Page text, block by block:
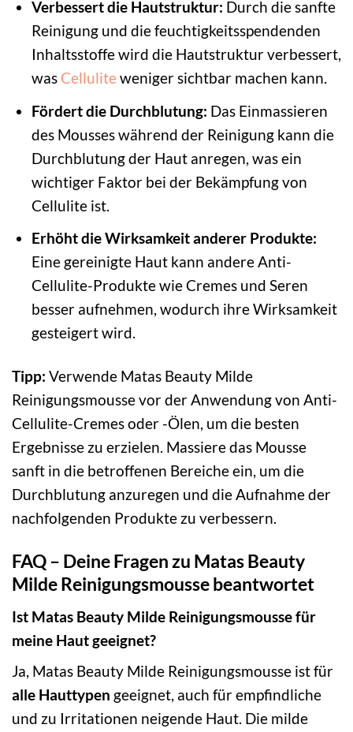
Verbessert die Hautstruktur: Durch die sanfte
Reinigung und die feuchtigkeitsspendenden
Inhaltsstoffe wird die Hautstruktur verbessert,
was Celluliteweniger sichtbar machen kann.
Fördert die Durchblutung: Das Einmassieren
des Mousses während der Reinigung kann die
Durchblutung der Haut anregen, was ein
wichtiger Faktor bei der Bekämpfung von
Cellulite ist.
Erhöht die Wirksamkeit anderer Produkte:
Eine gereinigte Haut kann andere Anti-
Cellulite-Produkte wie Cremes und Seren
besser aufnehmen, wodurch ihre Wirksamkeit
gesteigert wird.
Tipp: Verwende Matas Beauty Milde
Reinigungsmousse vor der Anwendung von Anti-
Cellulite-Cremes oder -Ölen, um die besten
Ergebnisse zu erzielen. Massiere das Mousse
sanft in die betroffenen Bereiche ein, um die
Durchblutung anzuregen und die Aufnahme der
nachfolgenden Produkte zu verbessern.
FAQ – Deine Fragen zu Matas Beauty
Milde Reinigungsmousse beantwortet
Ist Matas Beauty Milde Reinigungsmousse für
meine Haut geeignet?
Ja, Matas Beauty Milde Reinigungsmousse ist für
alle Hauttypen geeignet, auch für empfindliche
und zu Irritationen neigende Haut. Die milde